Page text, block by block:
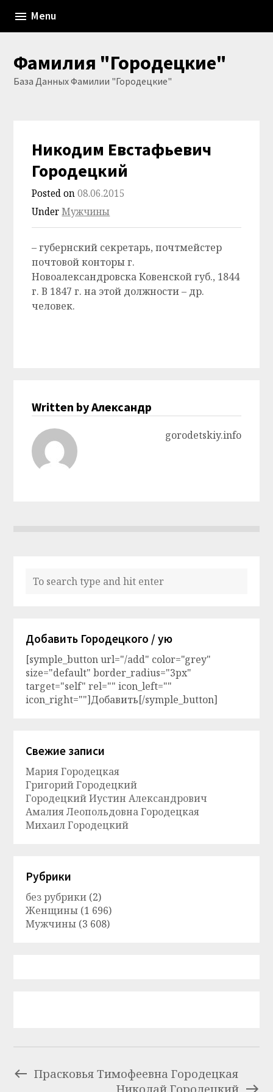
content
Menu
Фамилия "Городецкие"
База Данных Фамилии "Городецкие"
Никодим Евстафьевич
Городецкий
Posted on08.06.2015
UnderМужчины
– губернский секретарь, почтмейстер
почтовой конторы г.
Новоалександровска Ковенской губ., 1844
г. В 1847 г. на этой должности – др.
человек.
Written by Александр
gorodetskiy.info
Добавить Городецкого / ую
[symple_button url="/add" color="grey"
size="default" border_radius="3px"
target="self" rel="" icon_left=""
icon_right=""]Добавить[/symple_button]
Свежие записи
Мария Городецкая
Григорий Городецкий
Городецкий Иустин Александрович
Амалия Леопольдовна Городецкая
Михаил Городецкий
Рубрики
без рубрики (2)
Женщины (1 696)
Мужчины (3 608)
Прасковья Тимофеевна Городецкая
Николай Городецкий